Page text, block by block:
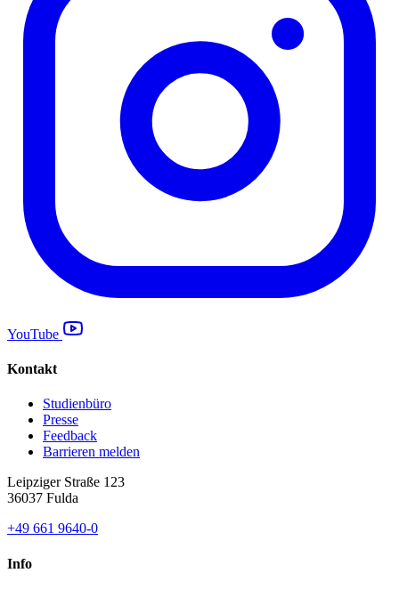
YouTube
Kontakt
Studienbüro
Presse
Feedback
Barrieren melden
Leipziger Straße 123
36037 Fulda
+49 661 9640-0
Info